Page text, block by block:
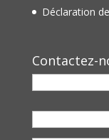
Déclaration
Contactez-